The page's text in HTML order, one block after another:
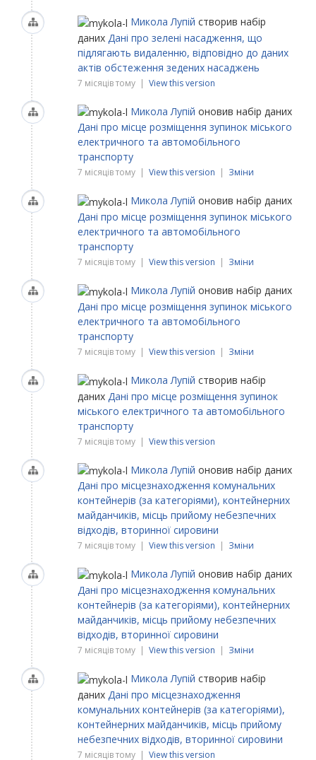
Микола Лупій створив набір
даних Дані про зелені насадження, що
підлягають видаленню, відповідно до даних
актів обстеження зедених насаджень
7 місяців тому | View this version
Микола Лупій оновив набір даних
Дані про місце розміщення зупинок міського
електричного та автомобільного
транспорту
7 місяців тому | View this version Зміни
Микола Лупій оновив набір даних
Дані про місце розміщення зупинок міського
електричного та автомобільного
транспорту
7 місяців тому | View this version | Зміни
Микола Лупій оновив набір даних
Дані про місце розміщення зупинок міського
електричного та автомобільного
транспорту
7 місяців тому | View this version | Зміни
Микола Лупій створив набір
даних Дані про місце розміщення зупинок
міського електричного та автомобільного
транспорту
7 місяців тому | View this version
Микола Лупій оновив набір даних
Дані про місцезнаходження комунальних
контейнерів (за категоріями), контейнерних
майданчиків, місць прийому небезпечних
відходів, вторинної сировини
7 місяців тому | View this version Зміни
Микола Лупій оновив набір даних
Дані про місцезнаходження комунальних
контейнерів (за категоріями), контейнерних
майданчиків, місць прийому небезпечних
відходів, вторинної сировини
7 місяців тому | View this version | Зміни
Микола Лупій створив набір
даних Дані про місцезнаходження
комунальних контейнерів (за категоріями),
контейнерних майданчиків, місць прийому
небезпечних відходів, вторинної сировини
7 місяців тому | View this version